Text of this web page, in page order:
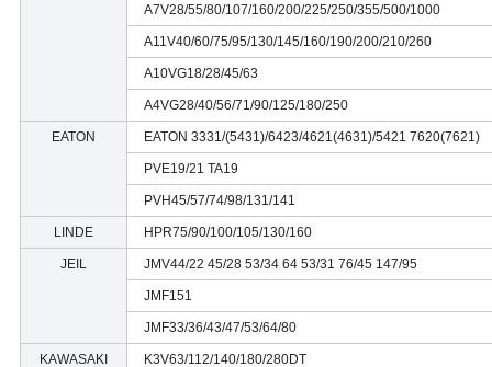
A7V28/55/80/107/160/200/225/250/355/500/1000
A11V40/60/75/95/130/145/160/190/200/210/260
A10VG18/28/45/63
A4VG28/40/56/71/90/125/180/250
EATON EATON 3331/(5431)/6423/4621(4631)/5421 7620(7621)
PVE19/21 TA19
PVH45/57/74/98/131/141
LINDE HPR75/90/100/105/130/160
JEIL JMV44/22 45/28 53/34 64 53/31 76/45 147/95
JMF151
JMF33/36/43/47/53/64/80
KAWASAKI K3V63/112/140/180/280DT